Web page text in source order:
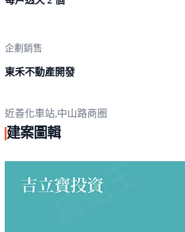
企劃銷售
東禾不動產開發
近善化車站,中山路商圈
建案圖輯